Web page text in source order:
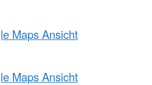
Maps Ansicht
Maps Ansicht